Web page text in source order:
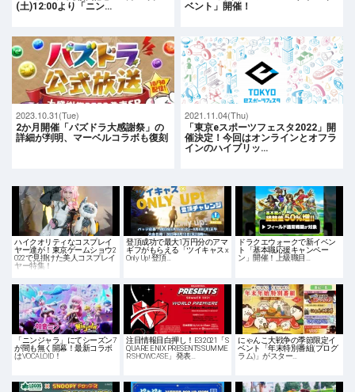
(土)12:00より「ニン…
ベント」開催！
2023.10.31(Tue)
2か月開催「パズドラ大感謝祭」の
詳細が判明、マーベルコラボも復刻
2021.11.04(Thu)
「東京eスポーツフェスタ2022」開
催決定！今回はオンラインとオフラ
インのハイブリッ…
ハイクオリティなコスプレイ
ヤー達が！東京ゲームショウ2
022で見掛けた美人コスプレイ
ヤー特集！
登頂成功で最大1万円分のアマ
ギフがもらえる「ツイキャス x
Only Up! 登頂…
ドラクエウォークで新イベン
ト「基本職応援キャンペー
ン」開催！上級職目…
「ニンジャラ」にてシーズン7
が間も無く開幕！最新コラボ
はVOCALOID！
注目情報目白押し！E3 2021「S
QUARE ENIX PRESENTS SUMME
R SHOWCASE」発表…
にゃんこ大戦争の季節限定イ
ベント「年末特別番組(プログ
ラム)」がスター…